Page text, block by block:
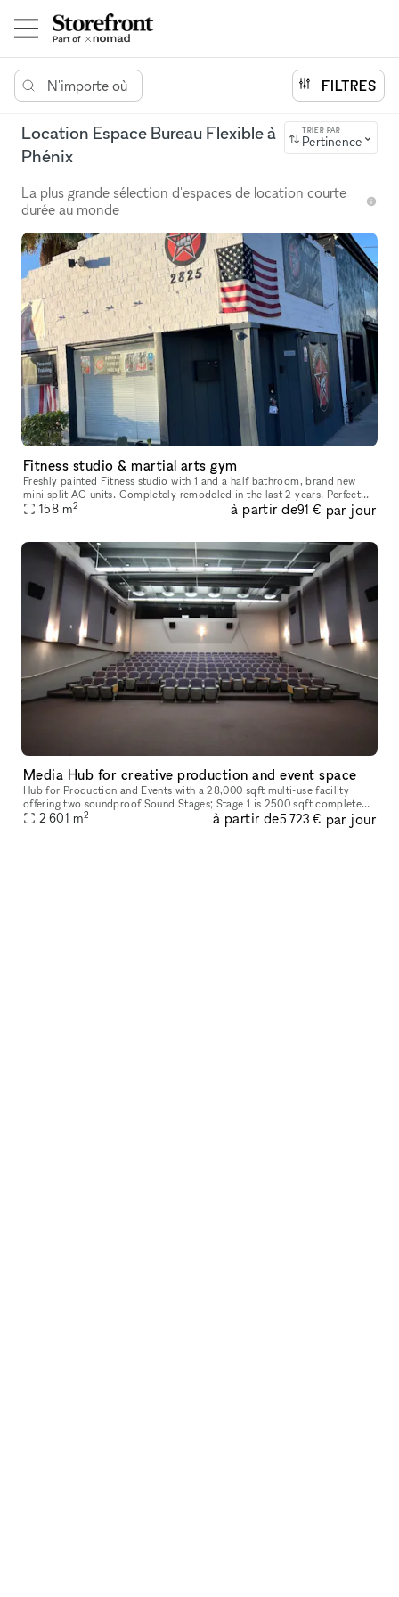
N'importe où FILTRES
Location Espace Bureau Flexible à
Phénix
TRIER PAR
Pertinence
La plus grande sélection d'espaces de location courte
durée au monde
Fitness studio & martial arts gym
Freshly painted Fitness studio with 1 and a half bathroom, brand new
mini split AC units. Completely remodeled in the last 2 years. Perfect
space for a dancing studio, yoga studio, fitness studio, of
158 m2 à partir de91 € par jour
Media Hub for creative production and event space
Hub for Production and Events with a 28,000 sqft multi-use facility
offering two soundproof Sound Stages; Stage 1 is 2500 sqft complete
with wall-to-wall electrical grid perfect for TV and movie prod
2 601 m2 à partir de5 723 € par jour